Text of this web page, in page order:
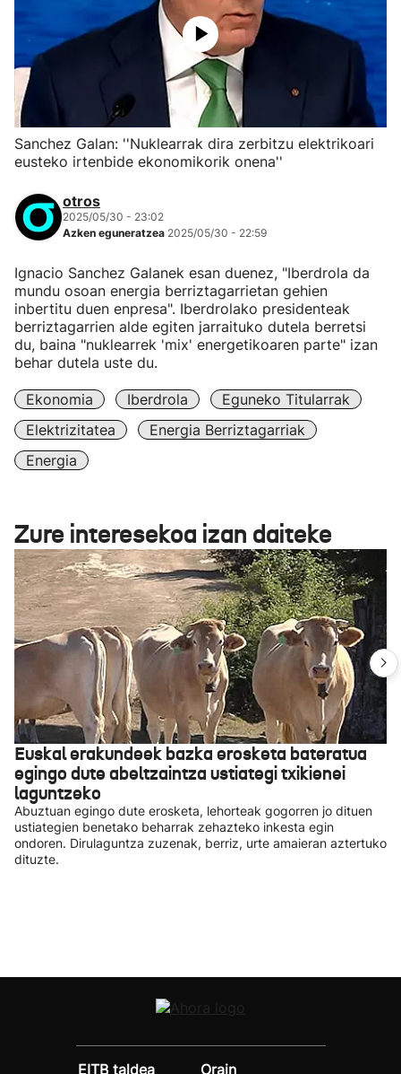
Sanchez Galan: ''Nuklearrak dira zerbitzu elektrikoari
eusteko irtenbide ekonomikorik onena''
otros
2025/05/30 - 23:02
Azken eguneratzea 2025/05/30 - 22:59
Ignacio Sanchez Galanek esan duenez, "Iberdrola da
mundu osoan energia berriztagarrietan gehien
inbertitu duen enpresa". Iberdrolako presidenteak
berriztagarrien alde egiten jarraituko dutela berretsi
du, baina "nuklearrek 'mix' energetikoaren parte" izan
behar dutela uste du.
Ekonomia Iberdrola
Eguneko Titularrak
Elektrizitatea
Energia Berriztagarriak
Energia
Zure interesekoa izan daiteke
Euskal erakundeek bazka erosketa bateratua
egingo dute abeltzaintza ustiategi txikienei
laguntzeko
Abuztuan egingo dute erosketa, lehorteak gogorren jo dituen
ustiategien benetako beharrak zehazteko inkesta egin
ondoren. Dirulaguntza zuzenak, berriz, urte amaieran aztertuko
dituzte.
EITB taldea
Orain